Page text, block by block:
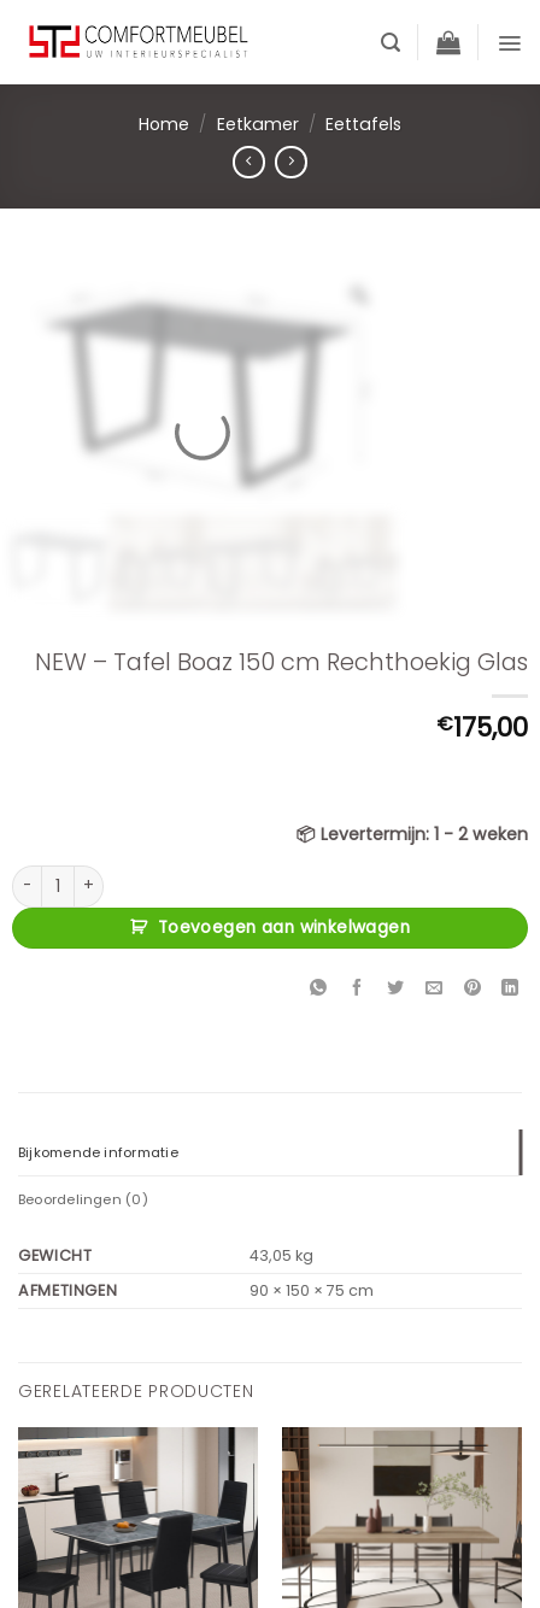
content
Home / Eetkamer / Eettafels
NEW – Tafel Boaz 150 cm Rechthoekig Glas
€175,00
📦 Levertermijn: 1 - 2 weken
NEW - Tafel Boaz 150 cm Rechthoekig Glas aantal
Toevoegen aan winkelwagen
Bijkomende informatie
Beoordelingen (0)
GEWICHT
43,05 kg
AFMETINGEN
90 × 150 × 75 cm
GERELATEERDE PRODUCTEN